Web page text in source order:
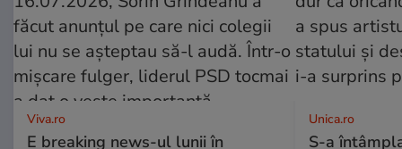
Viva.ro
E breaking news-ul lunii în
Unica.ro
S-a